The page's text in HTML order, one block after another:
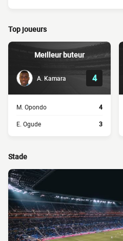
Top joueurs
Meilleur buteur
A. Kamara 4
M. Opondo 4
E. Ogude 3
Stade